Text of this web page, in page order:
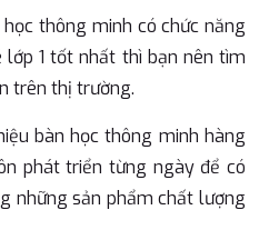
thông minh có chức năng
1 tốt nhất thì bạn nên tìm
trên thị trường.
bàn học thông minh hàng
phát triển từng ngày để có
những sản phẩm chất lượng